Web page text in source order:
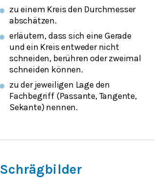
zu einem Kreis den Durchmesser
abschätzen.
erläutern, dass sich eine Gerade
und ein Kreis entweder nicht
schneiden, berühren oder zweimal
schneiden können.
zu der jeweiligen Lage den
Fachbegriff (Passante, Tangente,
Sekante) nennen.
Schrägbilder